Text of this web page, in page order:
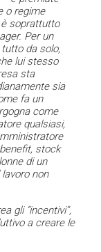
o regime
soprattutto
Per un
da solo,
lui stesso
sta
sia
fa un
come
qualsiasi,
stock
di un
non
gli “incentivi”,
a creare le